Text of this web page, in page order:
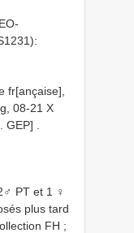
fr[ançaise],
08-21 X
GEP]
PT et 1 ♀
plus tard
FH ;